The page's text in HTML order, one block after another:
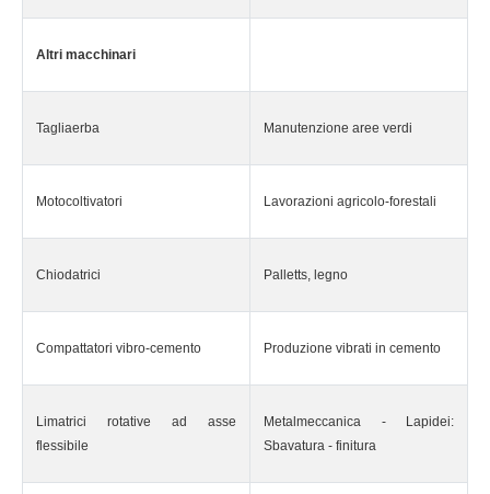
Altri macchinari
Tagliaerba Manutenzione aree verdi
Motocoltivatori Lavorazioni agricolo-forestali
Chiodatrici Palletts, legno
Compattatori vibro-cemento Produzione vibrati in cemento
Limatrici rotative ad asse
flessibile
Metalmeccanica - Lapidei:
Sbavatura - finitura